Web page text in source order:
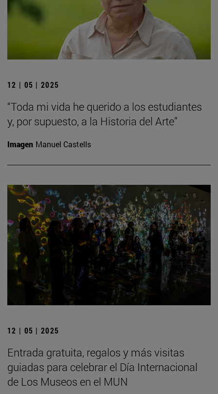
12 | 05 | 2025
“Toda mi vida he querido a los estudiantes
y, por supuesto, a la Historia del Arte”
Imagen Manuel Castells
12 | 05 | 2025
Entrada gratuita, regalos y más visitas
guiadas para celebrar el Día Internacional
de Los Museos en el MUN